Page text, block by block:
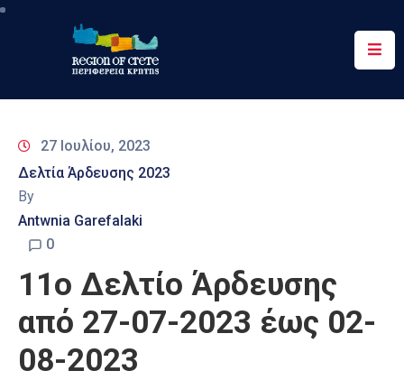
Περιφέρεια
&
Δράσεις
Ψηφιακές
Επικοινωνία
27 Ιουλίου, 2023
Δελτία Άρδευσης 2023
By
Antwnia Garefalaki
0
11o Δελτίο Άρδευσης
από 27-07-2023 έως 02-
08-2023